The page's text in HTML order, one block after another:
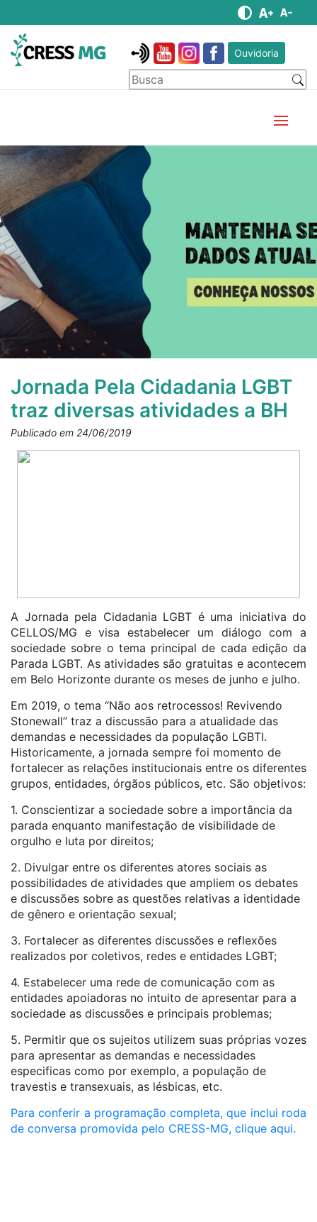
Ouvidoria
Jornada Pela Cidadania LGBT
traz diversas atividades a BH
Publicado em 24/06/2019
A Jornada pela Cidadania LGBT é uma iniciativa do
CELLOS/MG e visa estabelecer um diálogo com a
sociedade sobre o tema principal de cada edição da
Parada LGBT. As atividades são gratuitas e acontecem
em Belo Horizonte durante os meses de junho e julho.
Em 2019, o tema “Não aos retrocessos! Revivendo
Stonewall” traz a discussão para a atualidade das
demandas e necessidades da população LGBTI.
Historicamente, a jornada sempre foi momento de
fortalecer as relações institucionais entre os diferentes
grupos, entidades, órgãos públicos, etc. São objetivos:
1. Conscientizar a sociedade sobre a importância da
parada enquanto manifestação de visibilidade de
orgulho e luta por direitos;
2. Divulgar entre os diferentes atores sociais as
possibilidades de atividades que ampliem os debates
e discussões sobre as questões relativas a identidade
de gênero e orientação sexual;
3. Fortalecer as diferentes discussões e reflexões
realizados por coletivos, redes e entidades LGBT;
4. Estabelecer uma rede de comunicação com as
entidades apoiadoras no intuito de apresentar para a
sociedade as discussões e principais problemas;
5. Permitir que os sujeitos utilizem suas próprias vozes
para apresentar as demandas e necessidades
especificas como por exemplo, a população de
travestis e transexuais, as lésbicas, etc.
Para conferir a programação completa, que inclui roda
de conversa promovida pelo CRESS-MG, clique aqui.